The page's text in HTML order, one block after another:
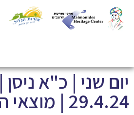
יום שני | כ"א ניסן |
29.4.24 | מוצאי החג